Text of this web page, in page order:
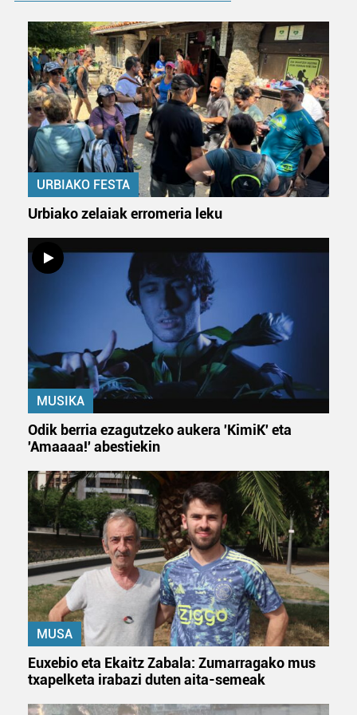
interes komertzial legitimoetan babesten dira. Ikusi gure
bazkideen zerrenda, beren ustez zein helburutarako
duten interes legitimoa eta horren aurka nola egin
dezakezun ikusteko.
Lortu zure datu pertsonalak prozesatzeko moduari
buruzko informazio gehiago eta ezarri zure lehentasunak
datuen atalean. Edozein unetan alda edo ken dezakezu
zure baimena Cookieen adierazpenean.
zerbitzuak hobetzeko asmoz, cookie teknologiaz
baliatzen gara. Ohar hau onartuz gero, teknologia hori
erabiltzeko baimen esplizitua ematen diguzu.
URBIAKO FESTA
Urbiako zelaiak erromeria leku
MUSIKA
Odik berria ezagutzeko aukera 'KimiK' eta
'Amaaaa!' abestiekin
MUSA
Euxebio eta Ekaitz Zabala: Zumarragako mus
txapelketa irabazi duten aita-semeak